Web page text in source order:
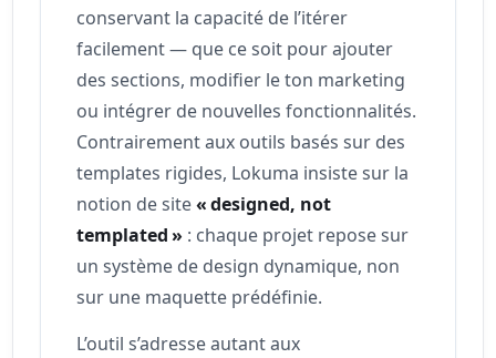
conservant la capacité de l’itérer
facilement — que ce soit pour ajouter
des sections, modifier le ton marketing
ou intégrer de nouvelles fonctionnalités.
Contrairement aux outils basés sur des
templates rigides, Lokuma insiste sur la
notion de site« designed, not
templated » : chaque projet repose sur
un système de design dynamique, non
sur une maquette prédéfinie.
L’outil s’adresse autant aux